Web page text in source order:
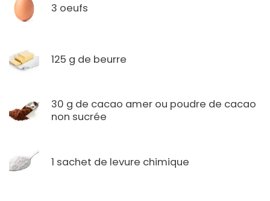
3 oeufs
125 g de beurre
30 g de cacao amer ou poudre de cacao
non sucrée
1 sachet de levure chimique